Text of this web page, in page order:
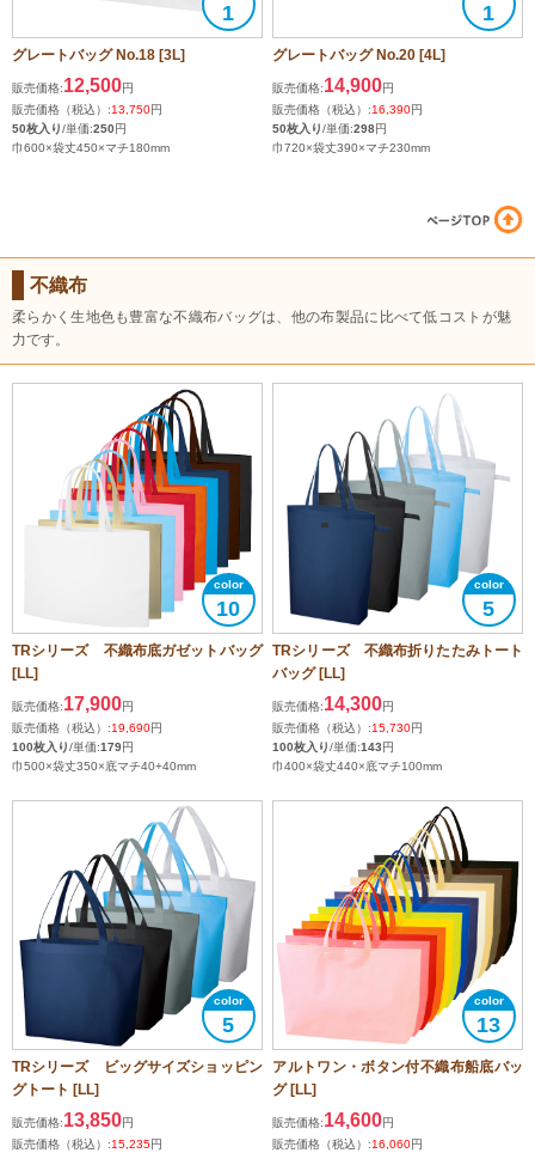
1
グレートバッグ No.18 [3L]
販売価格:12,500円
販売価格（税込）:13,750円
50枚入り/単価:250円
巾600×袋丈450×マチ180mm
1
グレートバッグ No.20 [4L]
販売価格:14,900円
販売価格（税込）:16,390円
50枚入り/単価:298円
巾720×袋丈390×マチ230mm
不織布
柔らかく生地色も豊富な不織布バッグは、他の布製品に比べて低コストが魅
力です。
10
TRシリーズ 不織布底ガゼットバッグ
[LL]
販売価格:17,900円
販売価格（税込）:19,690円
100枚入り/単価:179円
巾500×袋丈350×底マチ40+40mm
5
TRシリーズ 不織布折りたたみトート
バッグ [LL]
販売価格:14,300円
販売価格（税込）:15,730円
100枚入り/単価:143円
巾400×袋丈440×底マチ100mm
5
TRシリーズ ビッグサイズショッピン
グトート [LL]
販売価格:13,850円
販売価格（税込）:15,235円
13
アルトワン・ボタン付不織布船底バッ
グ [LL]
販売価格:14,600円
販売価格（税込）:16,060円